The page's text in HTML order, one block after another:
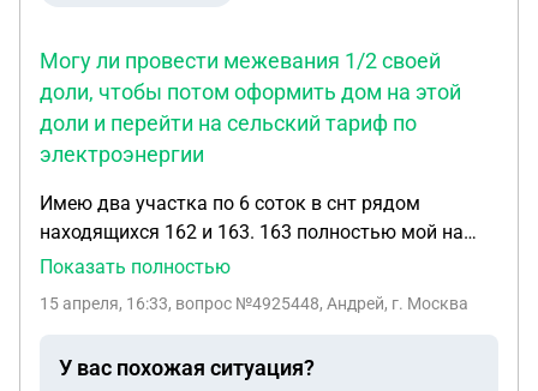
Могу ли провести межевания 1/2 своей
доли, чтобы потом оформить дом на этой
доли и перейти на сельский тариф по
электроэнергии
Имею два участка по 6 соток в снт рядом
находящихся 162 и 163. 163 полностью мой на
нем имеется часть постройки. 162 участок я
моему дядя ( родной брат отца) который пропал
межевания 1/2 своей доли, чтобы потом
Показать полностью
15 апреля, 16:33, вопрос №4925448, Андрей, г. Москва
У вас похожая ситуация?